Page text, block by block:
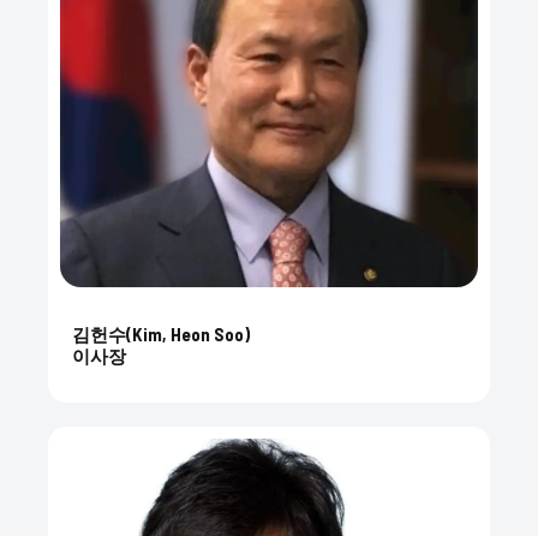
김헌수(Kim, Heon Soo)
이사장